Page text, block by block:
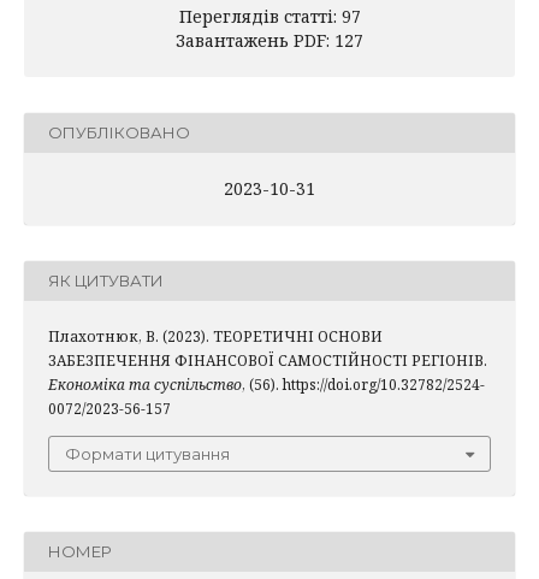
Переглядів статті: 97
Завантажень PDF: 127
ОПУБЛІКОВАНО
2023-10-31
ЯК ЦИТУВАТИ
Плахотнюк, В. (2023). ТЕОРЕТИЧНІ ОСНОВИ
ЗАБЕЗПЕЧЕННЯ ФІНАНСОВОЇ САМОСТІЙНОСТІ РЕГІОНІВ.
Економіка та суспільство, (56). https://doi.org/10.32782/2524-
0072/2023-56-157
Формати цитування
НОМЕР